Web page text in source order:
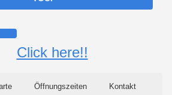
Click here!!
Öffnungszeiten Kontakt